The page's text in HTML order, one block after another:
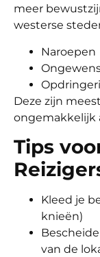
meer
westerse
Naroepen
Deze zijn
ongemakkelijk
Tips
Kleed je
knieën)
van de